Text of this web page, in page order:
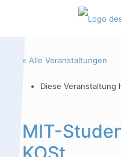
Speiseplan Alt
Kalender
« Alle Veranstaltungen
Diese
MIT-